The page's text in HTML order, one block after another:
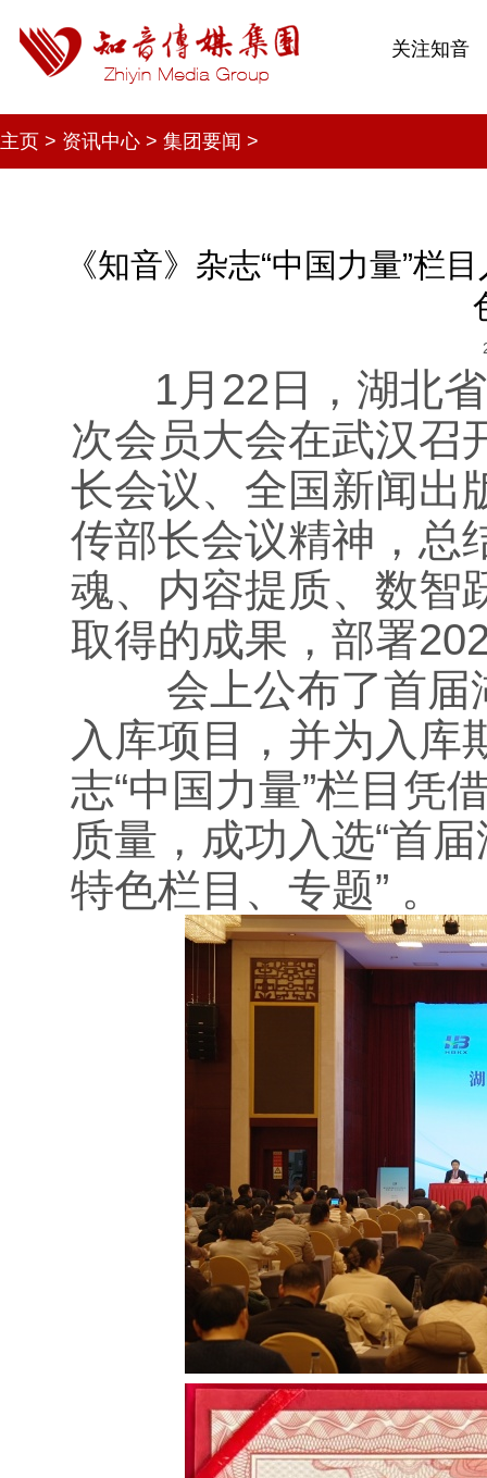
关注知音
主页 > 资讯中心 > 集团要闻 >
《知音》杂志“中国力量”栏
1月22日，‌湖北省
次会员大会在武汉召
长会议、全国新闻出
传部长会议精神，总
魂、内容提质、数智
取得的成果，部署
会上公布了首届
入库项目，并为入库
志“中国力量”栏目凭
质量，成功入选“首
特色栏目、专题” 。